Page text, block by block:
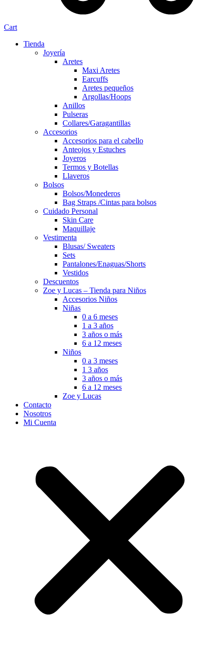
Cart
Tienda
Joyería
Aretes
Maxi Aretes
Earcuffs
Aretes pequeños
Argollas/Hoops
Anillos
Pulseras
Collares/Garagantillas
Accesorios
Accesorios para el cabello
Anteojos y Estuches
Joyeros
Termos y Botellas
Llaveros
Bolsos
Bolsos/Monederos
Bag Straps /Cintas para bolsos
Cuidado Personal
Skin Care
Maquillaje
Vestimenta
Blusas/ Sweaters
Sets
Pantalones/Enaguas/Shorts
Vestidos
Descuentos
Zoe y Lucas – Tienda para Niños
Accesorios Niños
Niñas
0 a 6 meses
1 a 3 años
3 años o más
6 a 12 meses
Niños
0 a 3 meses
1 3 años
3 años o más
6 a 12 meses
Zoe y Lucas
Contacto
Nosotros
Mi Cuenta